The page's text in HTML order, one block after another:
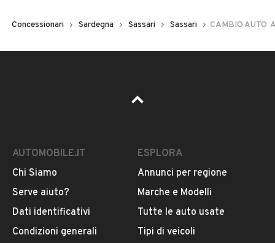
Concessionari Sardegna Sassari Sassari CAMBIO AUTO
AUTOMOBILE.IT
Chi Siamo
Serve aiuto?
Dati identificativi
Condizioni generali
ESPLORA
Annunci per regione
Marche e Modelli
Tutte le auto usate
Tipi di veicoli